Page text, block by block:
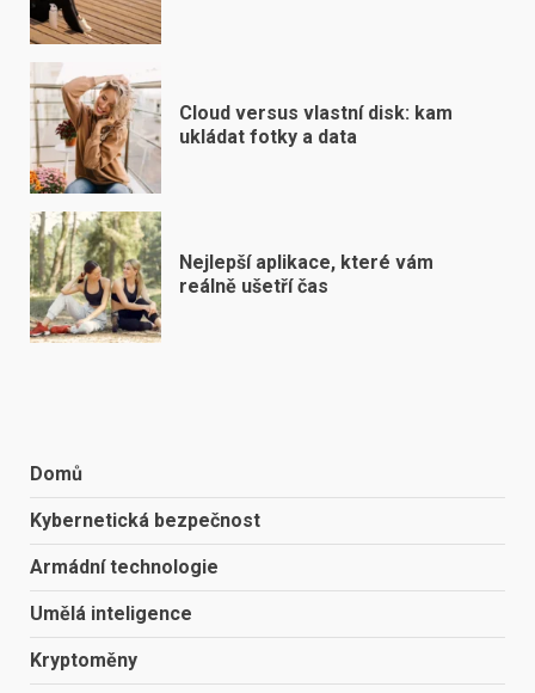
Cloud versus vlastní disk: kam
ukládat fotky a data
Nejlepší aplikace, které vám
reálně ušetří čas
Domů
Kybernetická bezpečnost
Armádní technologie
Umělá inteligence
Kryptoměny